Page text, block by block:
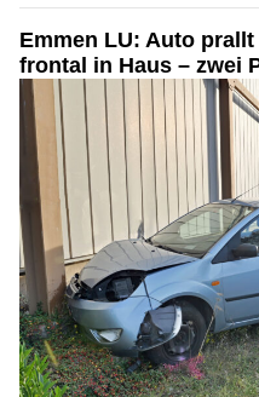
Emmen LU: Auto
frontal in Haus – zwei